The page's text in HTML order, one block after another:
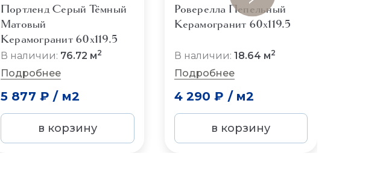
Портленд Серый Тёмный
Матовый
Керамогранит 60x119.5
В наличии: 76.72 м2
Подробнее
5 877 ₽ / м2
в корзину
Роверелла Пепельный
Керамогранит 60x119.5
В наличии: 18.64 м2
Подробнее
4 290 ₽ / м2
в корзину